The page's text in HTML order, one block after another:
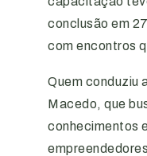
conclusão em
com encontros
Quem conduziu
Macedo, que
conhecimentos